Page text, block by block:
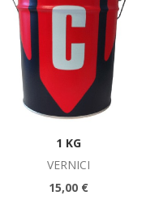
1 KG
VERNICI
15,00 €